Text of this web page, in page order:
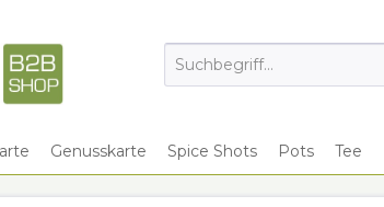
Genusskarte Spice Shots Pots Tee